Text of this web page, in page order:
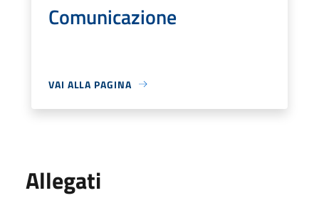
Comunicazione
VAI ALLA PAGINA
Allegati